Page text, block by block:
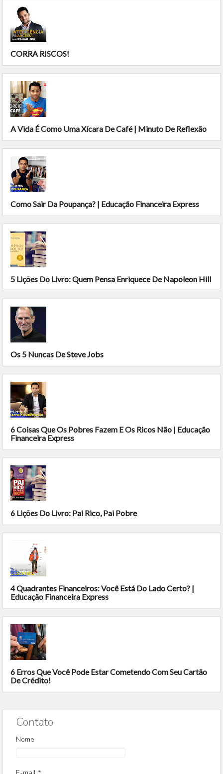
CORRA RISCOS!
A Vida É Como Uma Xícara De Café | Minuto De Reflexão
Como Sair Da Poupança? | Educação Financeira Express
5 Lições Do Livro: Quem Pensa Enriquece De Napoleon Hill
Os 5 Nuncas De Steve Jobs
6 Coisas Que Os Pobres Fazem E Os Ricos Não | Educação
Financeira Express
6 Lições Do Livro: Pai Rico, Pai Pobre
4 Quadrantes Financeiros: Você Está Do Lado Certo? |
Educação Financeira Express
6 Erros Que Você Pode Estar Cometendo Com Seu Cartão
De Crédito!
Contato
Nome